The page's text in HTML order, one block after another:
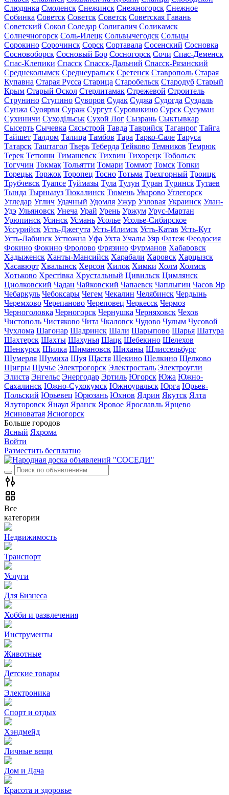
Слюдянка Смоленск Снежинск Снежногорск Снежное
Собинка Советск Советск Советск Советская Гавань
Советский Сокол Соледар Солигалич Соликамск
Солнечногорск Соль-Илецк Сольвычегодск Сольцы
Сорокино Сорочинск Сорск Сортавала Сосенский Сосновка
Сосновоборск Сосновый Бор Сосногорск Сочи Спас-Деменск
Спас-Клепики Спасск Спасск-Дальний Спасск-Рязанский
Среднеколымск Среднеуральск Сретенск Ставрополь Старая
Купавна Старая Русса Старица Старобельск Стародуб Старый
Крым Старый Оскол Стерлитамак Стрежевой Строитель
Струнино Ступино Суворов Судак Суджа Судогда Суздаль
Сунжа Суоярви Сураж Сургут Суровикино Сурск Сусуман
Сухиничи Суходільськ Сухой Лог Сызрань Сыктывкар
Сысерть Сычевка Сясьстрой Тавда Таврийск Таганрог Тайга
Тайшет Талдом Талица Тамбов Тара Тарко-Сале Таруса
Татарск Таштагол Тверь Теберда Тейково Темников Темрюк
Терек Тетюши Тимашевск Тихвин Тихорецк Тобольск
Тогучин Токмак Тольятти Томари Томмот Томск Топки
Торецьк Торжок Торопец Тосно Тотьма Трехгорный Троицк
Трубчевск Туапсе Туймазы Тула Тулун Туран Туринск Тутаев
Тында Тырныауз Тюкалинск Тюмень Уварово Углегорск
Угледар Углич Удачный Удомля Ужур Узловая Украинск Улан-
Удэ Ульяновск Унеча Урай Урень Уржум Урус-Мартан
Урюпинск Усинск Усмань Усолье Усолье-Сибирское
Уссурийск Усть-Джегута Усть-Илимск Усть-Катав Усть-Кут
Усть-Лабинск Устюжна Уфа Ухта Учалы Уяр Фатеж Феодосия
Фокино Фокино Фролово Фрязино Фурманов Хабаровск
Хадыженск Ханты-Мансийск Харабали Харовск Харцызск
Хасавюрт Хвалынск Херсон Хилок Химки Холм Холмск
Хотьково Хрестівка Хрустальный Цивильск Цимлянск
Циолковский Чадан Чайковский Чапаевск Чаплыгин Часов Яр
Чебаркуль Чебоксары Чегем Чекалин Челябинск Чердынь
Черемхово Черепаново Череповец Черкесск Чермоз
Черноголовка Черногорск Чернушка Черняховск Чехов
Чистополь Чистяково Чита Чкаловск Чудово Чулым Чусовой
Чухлома Шагонар Шадринск Шали Шарыпово Шарья Шатура
Шахтерск Шахты Шахунья Шацк Шебекино Шелехов
Шенкурск Шилка Шимановск Шиханы Шлиссельбург
Шумерля Шумиха Шуя Щастя Щекино Щелкино Щелково
Щигры Щучье Электрогорск Электросталь Электроугли
Элиста Энгельс Энергодар Эртиль Югорск Южа Южно-
Сахалинск Южно-Сухокумск Южноуральск Юрга Юрьев-
Польский Юрьевец Юрюзань Юхнов Ядрин Якутск Ялта
Ялуторовск Янаул Яранск Яровое Ярославль Ярцево
Ясиноватая Ясногорск
Больше городов
Ясный Яхрома
Войти
Разместить бесплатно
Все
категории
Недвижимость
Транспорт
Услуги
Для Бизнеса
Хобби и развлечения
Инструменты
Животные
Детские товары
Электроника
Спорт и отдых
Хэндмейд
Личные вещи
Дом и Дача
Красота и здоровье